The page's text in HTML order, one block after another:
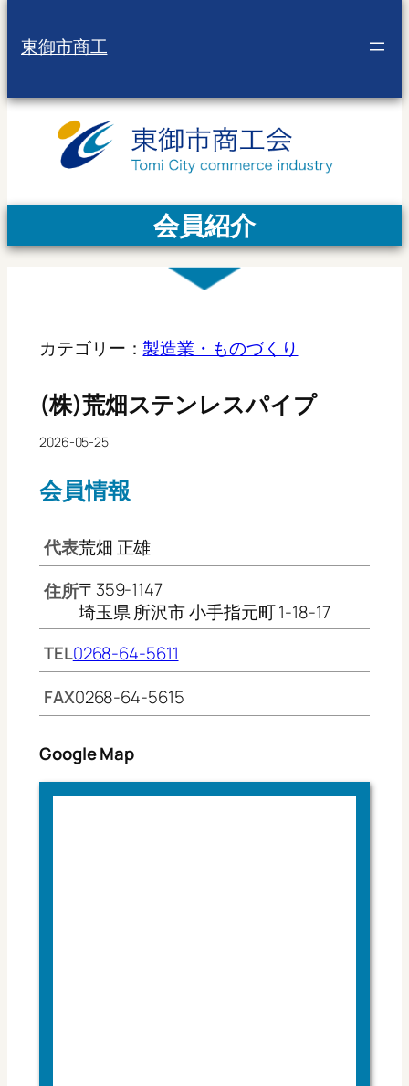
東御市商工
会員紹介
カテゴリー：製造業・ものづくり
(株)荒畑ステンレスパイプ
2026-05-25
会員情報
代表荒畑 正雄
住所〒359-1147
埼玉県 所沢市 小手指元町 1-18-17
TEL0268-64-5611
FAX0268-64-5615
Google Map